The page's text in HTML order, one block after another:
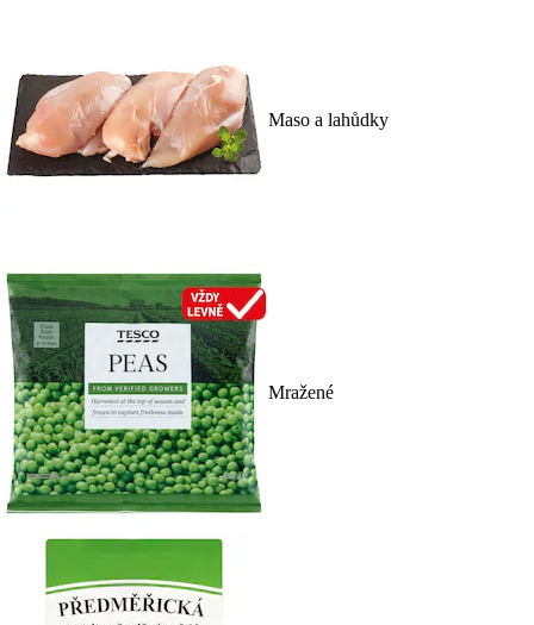
Maso a lahůdky
Mražené